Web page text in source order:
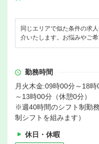
同じエリアで似た条件の求
介いたします。お悩みやご
勤務時間
月火木金:09時00分～18
～13時00分（休憩0分）
※週40時間のシフト制勤
制シフトを組みます）
休日・休暇